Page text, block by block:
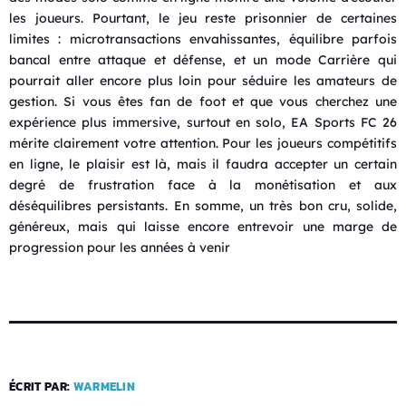
les joueurs. Pourtant, le jeu reste prisonnier de certaines
limites : microtransactions envahissantes, équilibre parfois
bancal entre attaque et défense, et un mode Carrière qui
pourrait aller encore plus loin pour séduire les amateurs de
gestion. Si vous êtes fan de foot et que vous cherchez une
expérience plus immersive, surtout en solo, EA Sports FC 26
mérite clairement votre attention. Pour les joueurs compétitifs
en ligne, le plaisir est là, mais il faudra accepter un certain
degré de frustration face à la monétisation et aux
déséquilibres persistants. En somme, un très bon cru, solide,
généreux, mais qui laisse encore entrevoir une marge de
progression pour les années à venir
ÉCRIT PAR: WARMELIN